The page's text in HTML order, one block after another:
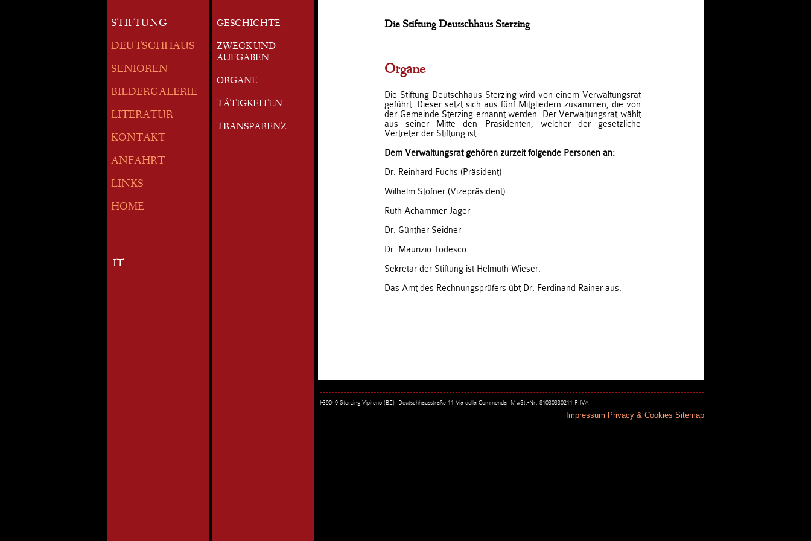
STIFTUNG
DEUTSCHHAUS
SENIOREN
BILDERGALERIE
LITERATUR
KONTAKT
ANFAHRT
LINKS
HOME
IT
GESCHICHTE
ZWECK UND
AUFGABEN
ORGANE
TÄTIGKEITEN
TRANSPARENZ
Die Stiftung Deutschhaus Sterzing
Organe
Die Stiftung Deutschhaus Sterzing wird von einem Verwaltungsrat
geführt. Dieser setzt sich aus fünf Mitgliedern zusammen, die von
der Gemeinde Sterzing ernannt werden. Der Verwaltungsrat wählt
aus seiner Mitte den Präsidenten, welcher der gesetzliche
Vertreter der Stiftung ist.
Dem Verwaltungsrat gehören zurzeit folgende Personen an:
Dr. Reinhard Fuchs (Präsident)
Wilhelm Stofner (Vizepräsident)
Ruth Achammer Jäger
Dr. Günther Seidner
Dr. Maurizio Todesco
Sekretär der Stiftung ist Helmuth Wieser.
Das Amt des Rechnungsprüfers übt Dr. Ferdinand Rainer aus.
I-39049 Sterzing Vipiteno (BZ), Deutschhausstraße 11 Via della Commenda, MwSt.-Nr. 81030330211 P.IVA
Impressum Privacy & Cookies Sitemap